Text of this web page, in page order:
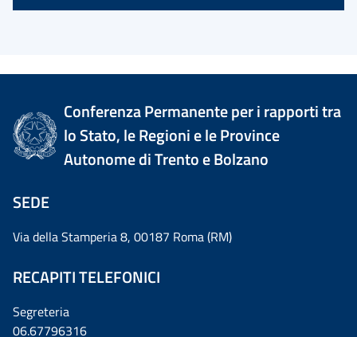
Conferenza Permanente per i rapporti tra
lo Stato, le Regioni e le Province
Autonome di Trento e Bolzano
SEDE
Via della Stamperia 8, 00187 Roma (RM)
RECAPITI TELEFONICI
Segreteria
06.67796316